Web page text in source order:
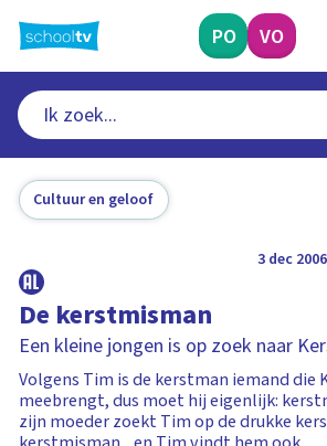
naar
hoofdinhoud
PO VO
Cultuur en geloof
3 dec 2006
De kerstmisman
Een kleine jongen is op zoek naar
Volgens Tim is de kerstman iemand die
meebrengt, dus moet hij eigenlijk:
zijn moeder zoekt Tim op de drukke